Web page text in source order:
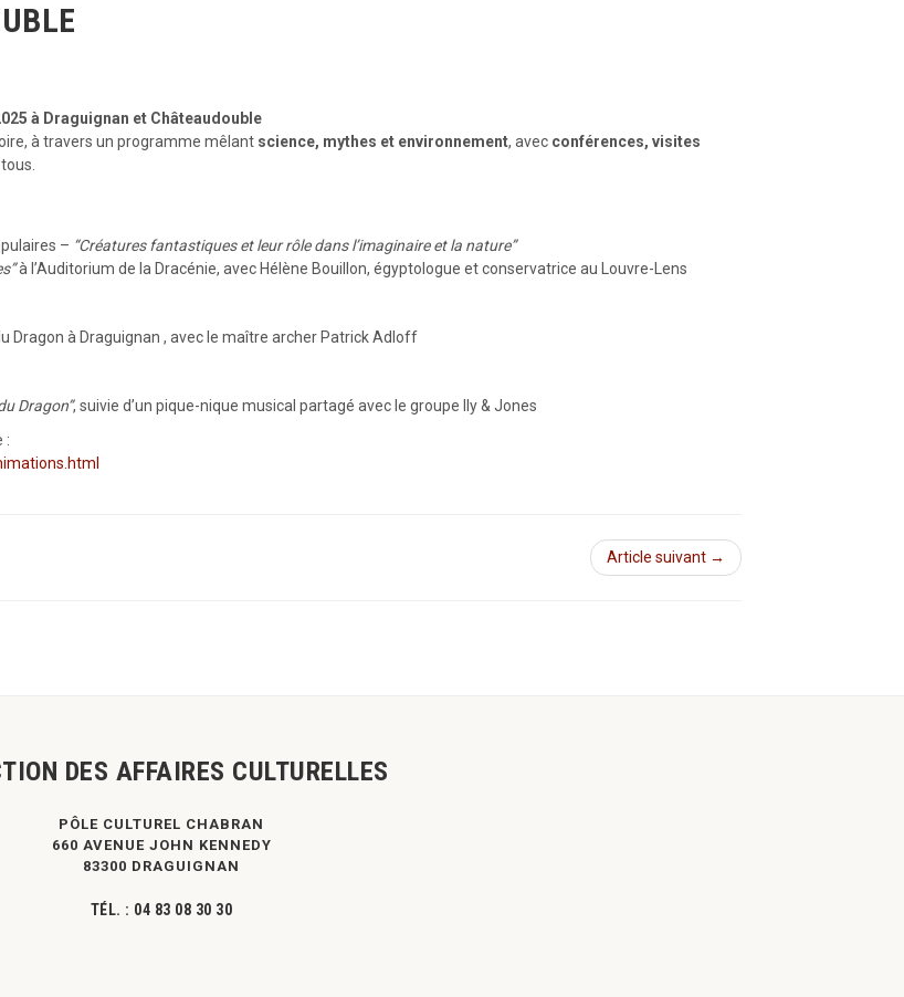
à Draguignan et Châteaudouble
à travers un programme mêlant science, mythes et environnement, avec conférences, visites
– “Créatures fantastiques et leur rôle dans l’imaginaire et la nature”
à l’Auditorium de la Dracénie, avec Hélène Bouillon, égyptologue et conservatrice au Louvre-Lens
Dragon à Draguignan , avec le maître archer Patrick Adloff
Dragon”, suivie d’un pique-nique musical partagé avec le groupe Ily & Jones
:
Article suivant →
DES AFFAIRES CULTURELLES
PÔLE CULTUREL CHABRAN
660 AVENUE JOHN KENNEDY
83300 DRAGUIGNAN
TÉL. : 04 83 08 30 30